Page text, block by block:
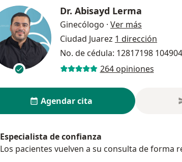
Dr. Abisayd Lerma
Ginecólogo · Ver más
Ciudad Juarez 1 dirección
No. de cédula: 12817198
264 opiniones
Agendar cita
Especialista de confianza
Los pacientes vuelven a su consulta de forma